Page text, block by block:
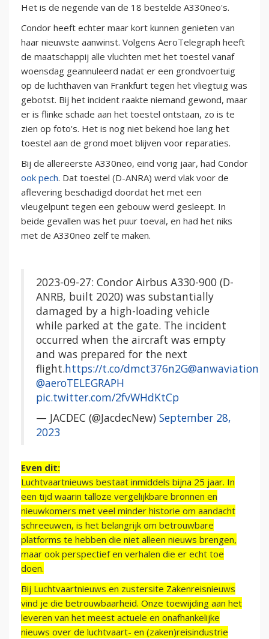
Het is de negende van de 18 bestelde A330neo's.
Condor heeft echter maar kort kunnen genieten van
haar nieuwste aanwinst. Volgens AeroTelegraph heeft
de maatschappij alle vluchten met het toestel vanaf
woensdag geannuleerd nadat er een grondvoertuig
op de luchthaven van Frankfurt tegen het vliegtuig was
gebotst. Bij het incident raakte niemand gewond, maar
er is flinke schade aan het toestel ontstaan, zo is te
zien op foto's. Het is nog niet bekend hoe lang het
toestel aan de grond moet blijven voor reparaties.
Bij de allereerste A330neo, eind vorig jaar, had Condor
ook pech. Dat toestel (D-ANRA) werd vlak voor de
aflevering beschadigd doordat het met een
vleugelpunt tegen een gebouw werd gesleept. In
beide gevallen was het puur toeval, en had het niks
met de A330neo zelf te maken.
2023-09-27: Condor Airbus A330-900 (D-
ANRB, built 2020) was substantially
damaged by a high-loading vehicle
while parked at the gate. The incident
occurred when the aircraft was empty
and was prepared for the next
flight.https://t.co/dmct376n2G@anwaviation
@aeroTELEGRAPH
pic.twitter.com/2fvWHdKtCp
— JACDEC (@JacdecNew) September 28,
2023
Even dit:
Luchtvaartnieuws bestaat inmiddels bijna 25 jaar. In
een tijd waarin talloze vergelijkbare bronnen en
nieuwkomers met veel minder historie om aandacht
schreeuwen, is het belangrijk om betrouwbare
platforms te hebben die niet alleen nieuws brengen,
maar ook perspectief en verhalen die er echt toe
doen.
Bij Luchtvaartnieuws en zustersite Zakenreisnieuws
vind je die betrouwbaarheid. Onze toewijding aan het
leveren van het meest actuele en onafhankelijke
nieuws over de luchtvaart- en (zaken)reisindustrie